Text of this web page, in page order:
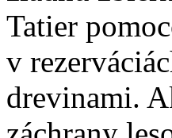
Tatier
v
drevinami.